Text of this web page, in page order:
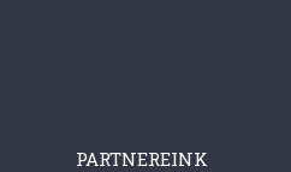
PARTNEREINK